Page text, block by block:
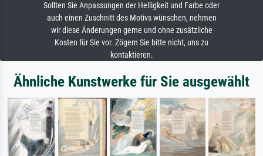
Sollten Sie Anpassungen der Helligkeit und Farbe oder
auch einen Zuschnitt des Motivs wünschen, nehmen
wir diese Änderungen gerne und ohne zusätzliche
Kosten für Sie vor. Zögern Sie bitte nicht, uns zu
kontaktieren.
Ähnliche Kunstwerke für Sie ausgewählt